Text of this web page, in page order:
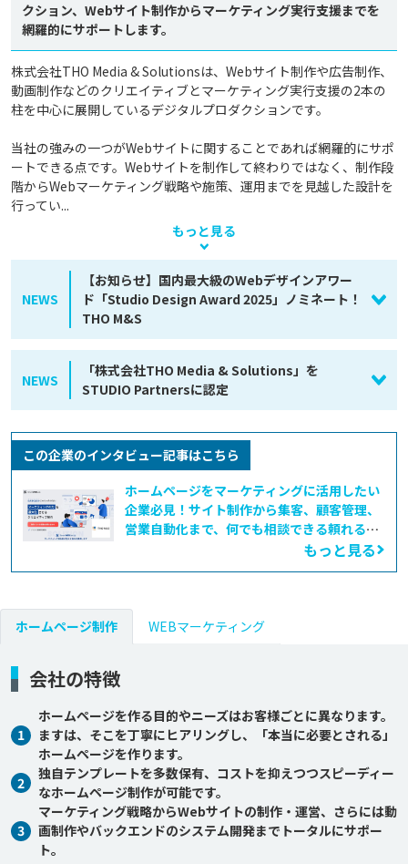
クション、Webサイト制作からマーケティング実行支援までを
網羅的にサポートします。
株式会社THO Media & Solutionsは、Webサイト制作や広告制作、
動画制作などのクリエイティブとマーケティング実行支援の2本の
柱を中心に展開しているデジタルプロダクションです。
当社の強みの一つがWebサイトに関することであれば網羅的にサポ
ートできる点です。Webサイトを制作して終わりではなく、制作段
階からWebマーケティング戦略や施策、運用までを見越した設計を
行ってい...
もっと見る
NEWS
【お知らせ】国内最大級のWebデザインアワー
ド「Studio Design Award 2025」ノミネート！
THO M&S
NEWS
「株式会社THO Media & Solutions」を
STUDIO Partnersに認定
この企業のインタビュー記事はこちら
ホームページをマーケティングに活用したい
企業必見！サイト制作から集客、顧客管理、
営業自動化まで、何でも相談できる頼れるパ
ートナー――株式会社THO Media&Solutions
もっと見る
ホームページ制作 WEBマーケティング
会社の特徴
1
ホームページを作る目的やニーズはお客様ごとに異なります。
ますは、そこを丁寧にヒアリングし、「本当に必要とされる」
ホームページを作ります。
2
独自テンプレートを多数保有、コストを抑えつつスピーディー
なホームページ制作が可能です。
3
マーケティング戦略からWebサイトの制作・運営、さらには動
画制作やバックエンドのシステム開発までトータルにサポー
ト。